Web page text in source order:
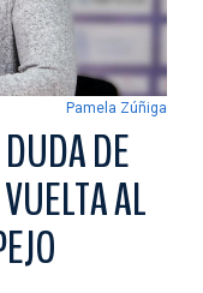
Pamela Zúñiga
DE
AL